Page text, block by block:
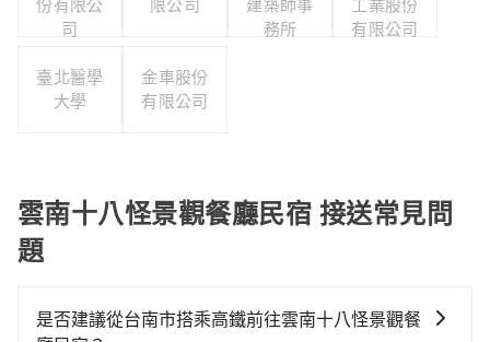
份有限公
司
限公司
建築師事
務所
工業股份
有限公司
臺北醫學
大學
金車股份
有限公司
雲南十八怪景觀餐廳民宿 接送常見問
題
是否建議從台南市搭乘高鐵前往雲南十八怪景觀餐